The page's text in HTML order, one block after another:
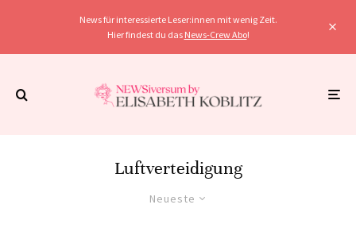
News für interessierte Leser:innen mit wenig Zeit.
Hier findest du das News-Crew Abo!
Luftverteidigung
Neueste